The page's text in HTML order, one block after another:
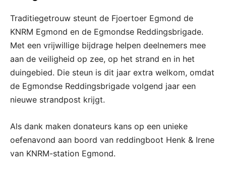
Traditiegetrouw steunt de Fjoertoer Egmond de
KNRM Egmond en de Egmondse Reddingsbrigade.
Met een vrijwillige bijdrage helpen deelnemers mee
aan de veiligheid op zee, op het strand en in het
duingebied. Die steun is dit jaar extra welkom, omdat
de Egmondse Reddingsbrigade volgend jaar een
nieuwe strandpost krijgt.
Als dank maken donateurs kans op een unieke
oefenavond aan boord van reddingboot Henk & Irene
van KNRM-station Egmond.